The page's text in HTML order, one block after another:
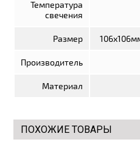
Потолки подвесные
Инструмент
Температура
свечения
Размер
Производитель
Материал
ПОХОЖИЕ ТОВАРЫ